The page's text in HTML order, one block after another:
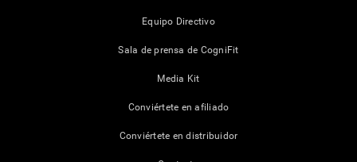
Equipo Directivo
Sala de prensa de CogniFit
Media Kit
Conviértete en afiliado
Conviértete en distribuidor